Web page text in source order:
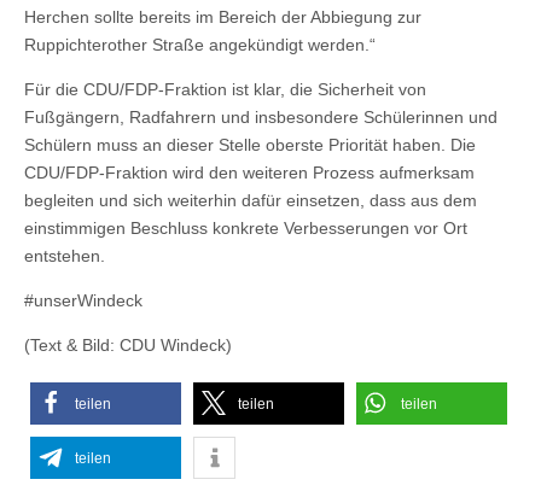
Herchen sollte bereits im Bereich der Abbiegung zur
Ruppichterother Straße angekündigt werden.“
Für die CDU/FDP-Fraktion ist klar, die Sicherheit von
Fußgängern, Radfahrern und insbesondere Schülerinnen und
Schülern muss an dieser Stelle oberste Priorität haben. Die
CDU/FDP-Fraktion wird den weiteren Prozess aufmerksam
begleiten und sich weiterhin dafür einsetzen, dass aus dem
einstimmigen Beschluss konkrete Verbesserungen vor Ort
entstehen.
#unserWindeck
(Text & Bild: CDU Windeck)
teilen teilen teilen
teilen